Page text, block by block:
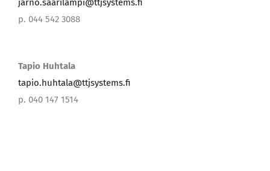
p. 044 542 3088
Tapio Huhtala
tapio.huhtala@ttjsystems.fi
p. 040 147 1514